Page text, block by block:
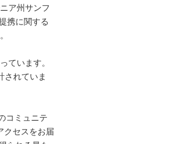
ア州サンフ
携に関する
ています。
されていま
コミュニテ
クセスをお届